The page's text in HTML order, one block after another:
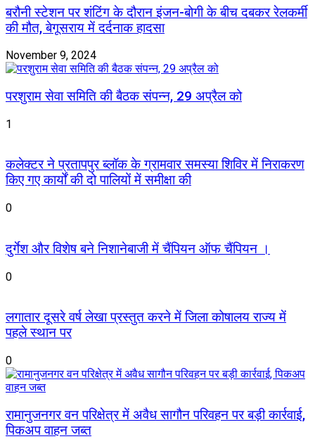
बरौनी स्टेशन पर शंटिंग के दौरान इंजन-बोगी के बीच दबकर रेलकर्मी
की मौत, बेगूसराय में दर्दनाक हादसा
November 9, 2024
परशुराम सेवा समिति की बैठक संपन्न, 29 अप्रैल को
1
कलेक्टर ने प्रतापपुर ब्लॉक के ग्रामवार समस्या शिविर में निराकरण
किए गए कार्यों की दो पालियों में समीक्षा की
0
दुर्गेश और विशेष बने निशानेबाजी में चैंपियन ऑफ चैंपियन ।
0
लगातार दूसरे वर्ष लेखा प्रस्तुत करने में जिला कोषालय राज्य में
पहले स्थान पर
0
रामानुजनगर वन परिक्षेत्र में अवैध सागौन परिवहन पर बड़ी कार्रवाई,
पिकअप वाहन जब्त